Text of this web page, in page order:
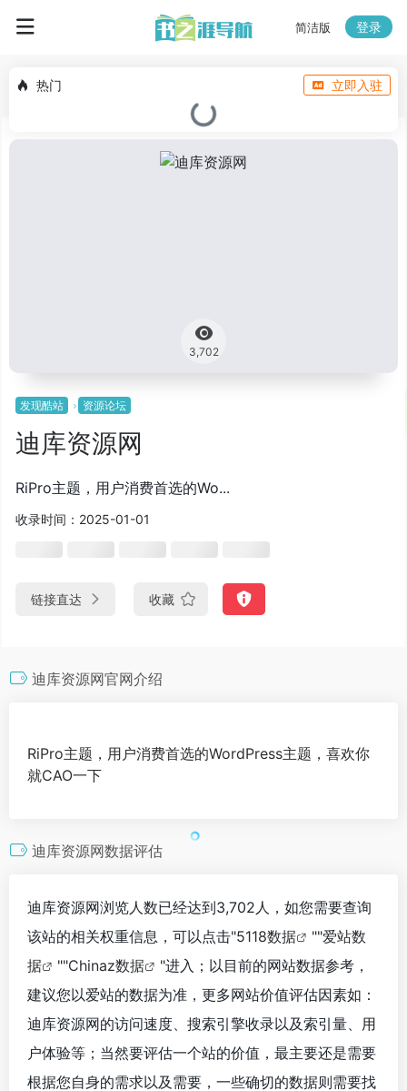
简洁版 登录
热门 立即入驻
3,702
发现酷站 资源论坛
迪库资源网
RiPro主题，用户消费首选的Wo...
收录时间：2025-01-01
链接直达 收藏
迪库资源网官网介绍
RiPro主题，用户消费首选的WordPress主题，喜欢你
就CAO一下
迪库资源网数据评估
迪库资源网浏览人数已经达到3,702人，如您需要查询
该站的相关权重信息，可以点击"5118数据 ""爱站数
据
""Chinaz数据
"进入；以目前的网站数据参考，
建议您以爱站的数据为准，更多网站价值评估因素如：
迪库资源网的访问速度、搜索引擎收录以及索引量、用
户体验等；当然要评估一个站的价值，最主要还是需要
根据您自身的需求以及需要，一些确切的数据则需要找